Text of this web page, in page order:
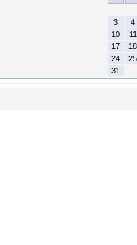
3
4
10
11
17
18
24
25
31